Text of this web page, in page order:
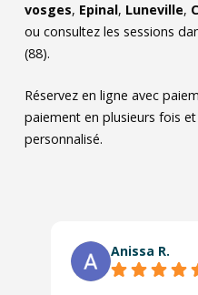
vosges, Epinal, Luneville,
ou consultez les sessions
(88).
Réservez en ligne avec
paiement en plusieurs fois
personnalisé.
Anissa R.